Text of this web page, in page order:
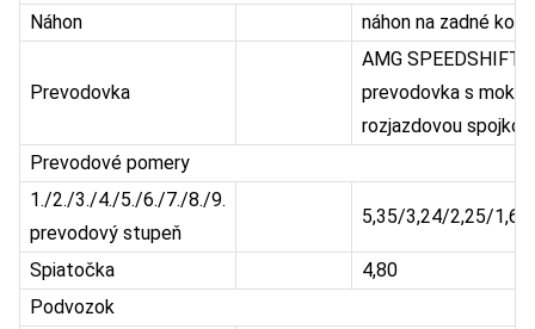
Náhon
náhon na zadné
Prevodovka
AMG SPEEDSHIFT
prevodovka s
rozjazdovou
Prevodové pomery
1./2./3./4./5./6./7./8./9.
prevodový stupeň
5,35/3,24/2,25/
Spiatočka
4,80
Podvozok